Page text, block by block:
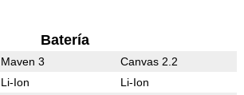
Batería
Maven 3 Canvas 2.2
Li-Ion Li-Ion